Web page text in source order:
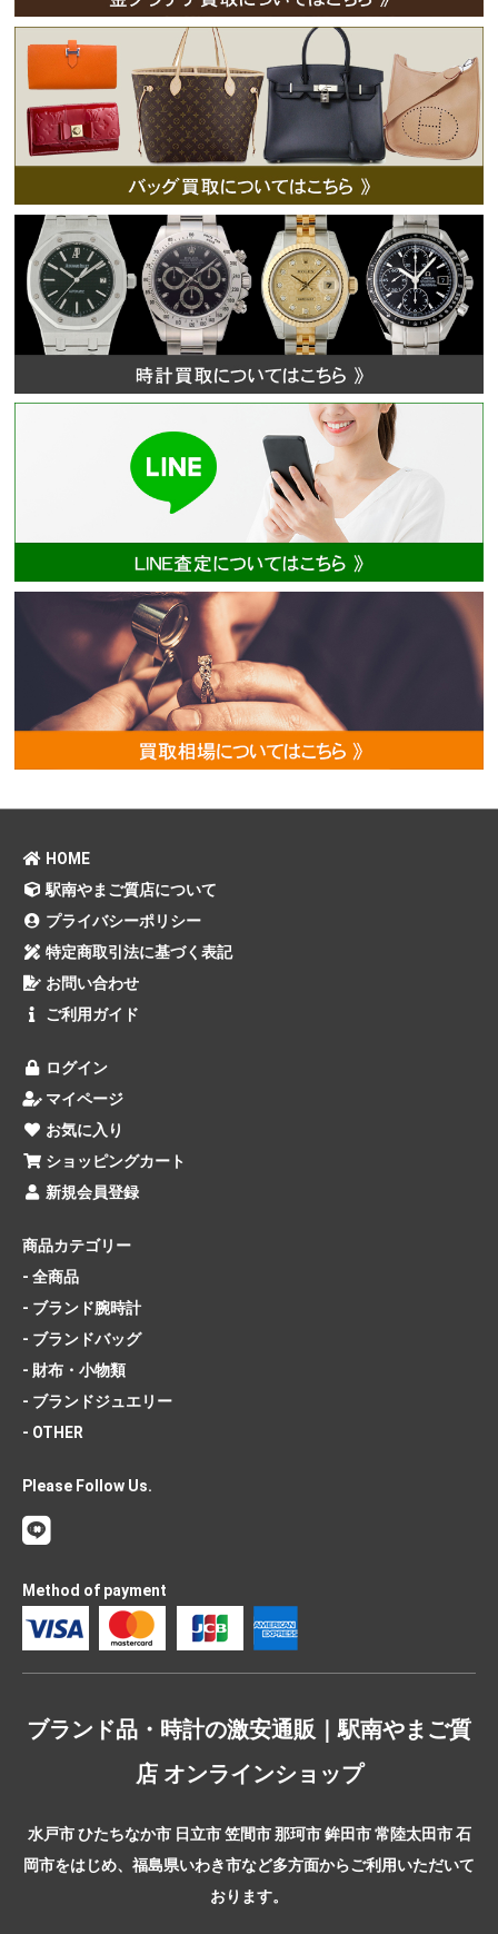
HOME
駅南やまご質店について
プライバシーポリシー
特定商取引法に基づく表記
お問い合わせ
ご利用ガイド
ログイン
マイページ
お気に入り
ショッピングカート
新規会員登録
商品カテゴリー
- 全商品
- ブランド腕時計
- ブランドバッグ
- 財布・小物類
- ブランドジュエリー
- OTHER
Please Follow Us.
Method of payment
ブランド品・時計の激安通販｜駅南やまご質
店 オンラインショップ
水戸市 ひたちなか市 日立市 笠間市 那珂市 鉾田市 常陸太田市 石
岡市をはじめ、福島県いわき市など多方面からご利用いただいて
おります。